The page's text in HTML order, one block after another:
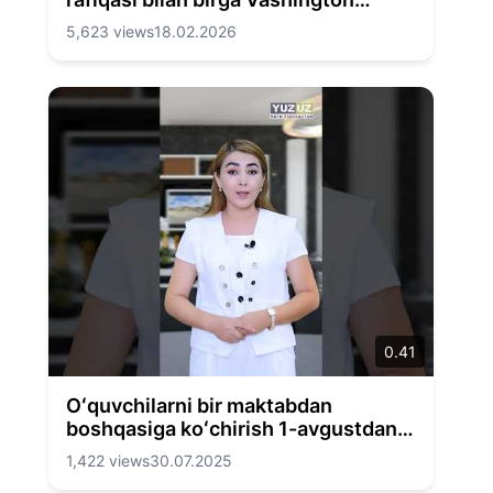
shahriga keldi
5,623 views18.02.2026
0.41
Oʻquvchilarni bir maktabdan
boshqasiga koʻchirish 1-avgustdan
boshlanadi
1,422 views30.07.2025